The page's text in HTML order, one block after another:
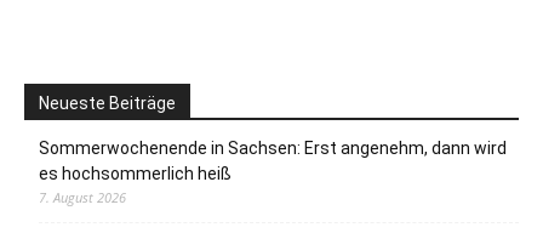
Neueste Beiträge
Sommerwochenende in Sachsen: Erst angenehm, dann wird
es hochsommerlich heiß
7. August 2026